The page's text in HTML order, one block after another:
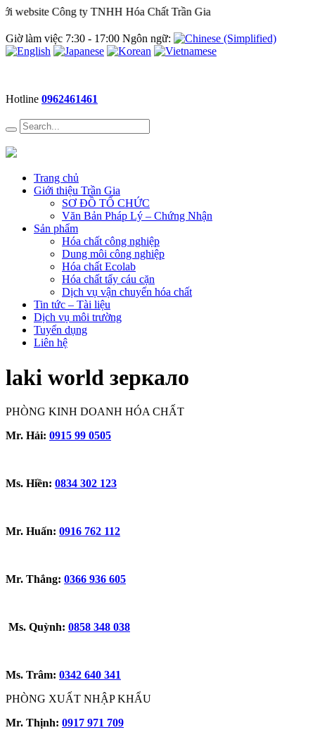
website Công ty TNHH Hóa Chất Trần Gia
Giờ làm việc 7:30 - 17:00 Ngôn ngữ:
Hotline 0962461461
Trang chủ
Giới thiệu Trần Gia
SƠ ĐỒ TỔ CHỨC
Văn Bản Pháp Lý – Chứng Nhận
Sản phẩm
Hóa chất công nghiệp
Dung môi công nghiệp
Hóa chất Ecolab
Hóa chất tẩy cáu cặn
Dịch vụ vận chuyển hóa chất
Tin tức – Tài liệu
Dịch vụ môi trường
Tuyển dụng
Liên hệ
laki world зеркало
PHÒNG KINH DOANH HÓA CHẤT
Mr. Hải: 0915 99 0505
Ms. Hiền: 0834 302 123
Mr. Huấn: 0916 762 112
Mr. Thắng: 0366 936 605
Ms. Quỳnh: 0858 348 038
Ms. Trâm: 0342 640 341
PHÒNG XUẤT NHẬP KHẨU
Mr. Thịnh: 0917 971 709